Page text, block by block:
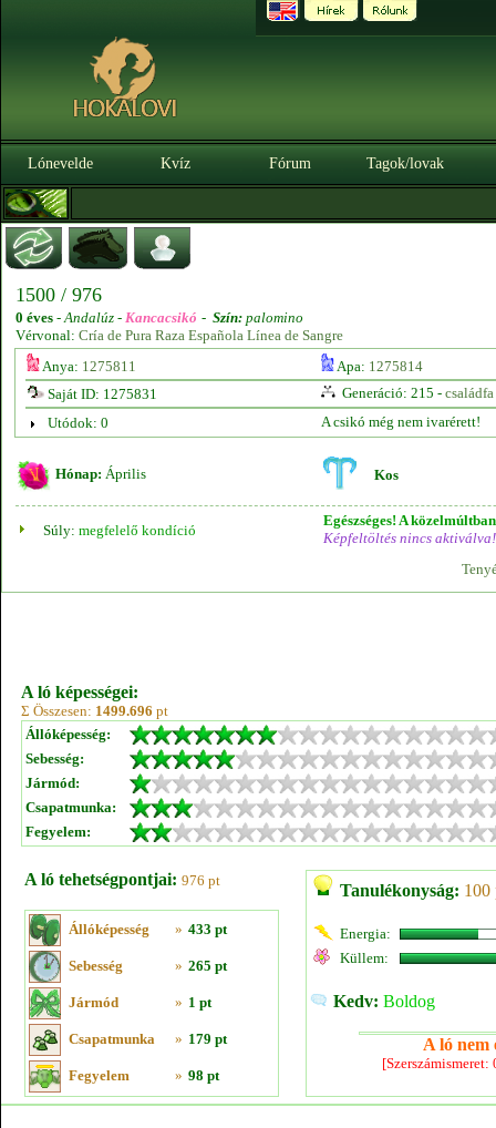
Lónevelde Kvíz Fórum Tagok/lovak
1500 / 976
0 éves -Andalúz - Kancacsikó - Szín: palomino
Vérvonal: Cría de Pura Raza Española Línea de Sangre
Anya: 1275811 Apa: 1275814
Saját ID: 1275831
Generáció: 215 - családfa
Utódok: 0
A csikó még nem ivarérett!
Hónap: Április Kos
Súly: megfelelő kondíció
Egészséges! A
Képfeltöltés nincs aktiválva!
A ló képességei:
Σ Összesen: 1499.696 pt
Állóképesség:
Sebesség:
Jármód:
Csapatmunka:
Fegyelem:
A ló tehetségpontjai: 976 pt
Állóképesség » 433 pt
Sebesség » 265 pt
Jármód » 1 pt
Csapatmunka » 179 pt
Fegyelem » 98 pt
Tanulékonyság: 100
Energia:
Küllem:
Kedv: Boldog
A ló nem